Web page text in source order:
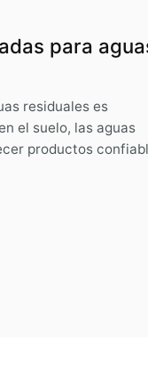
para
residuales es
el suelo, las aguas
productos